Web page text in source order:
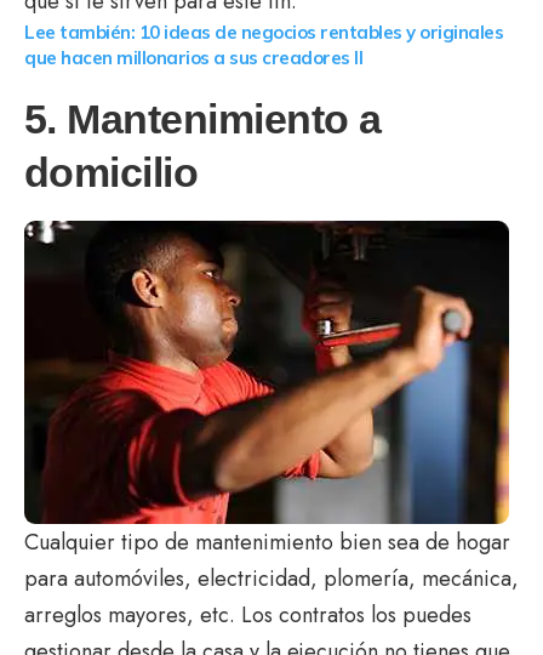
Lee también: 10 ideas de negocios rentables y originales
que hacen millonarios a sus creadores II
5. Mantenimiento a
domicilio
Cualquier tipo de mantenimiento bien sea de hogar
para automóviles, electricidad, plomería, mecánica,
arreglos mayores, etc. Los contratos los puedes